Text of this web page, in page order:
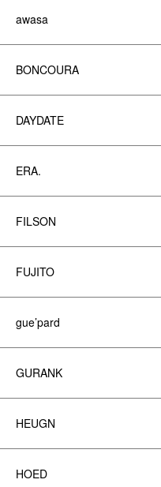
awasa
BONCOURA
DAYDATE
ERA.
FILSON
FUJITO
gue’pard
GURANK
HEUGN
HOED